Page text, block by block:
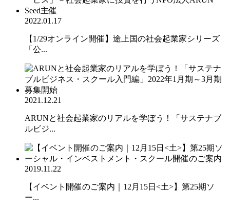
2022.01.17
【1/29オンライン開催】途上国の社会起業家シリーズ
「公...
2021.12.21
ARUNと社会起業家のリアルを学ぼう！「サステナブ
ルビジ...
2019.11.22
【イベント開催のご案内｜12月15日<土>】第25期ソ
ー...